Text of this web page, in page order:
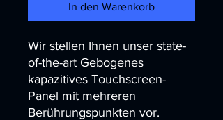
In den Warenkorb
Wir stellen Ihnen unser state-
of-the-art Gebogenes
kapazitives Touchscreen-
Panel mit mehreren
Berührungspunkten vor.